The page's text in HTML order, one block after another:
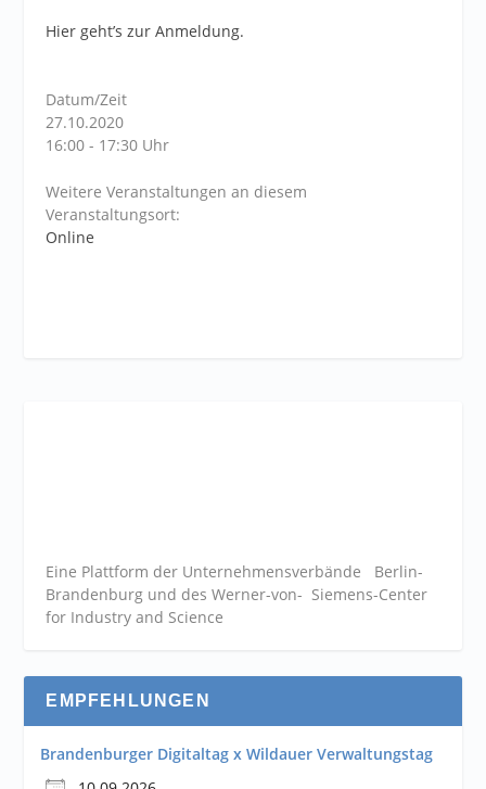
Hier geht’s zur Anmeldung.
Datum/Zeit
27.10.2020
16:00 - 17:30 Uhr
Weitere Veranstaltungen an diesem
Veranstaltungsort:
Online
Eine Plattform der Unternehmensverbände Berlin-
Brandenburg und des Werner-von- Siemens-Center
for Industry and Science
EMPFEHLUNGEN
Brandenburger Digitaltag x Wildauer Verwaltungstag